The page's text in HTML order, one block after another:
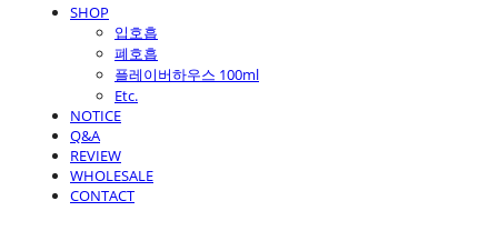
SHOP
입호흡
폐호흡
플레이버하우스 100ml
Etc.
NOTICE
Q&A
REVIEW
WHOLESALE
CONTACT